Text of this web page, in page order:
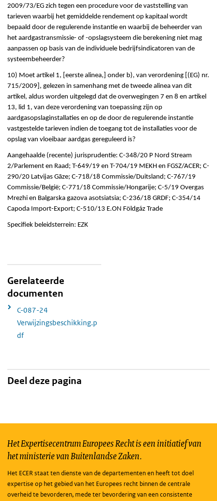
2009/73/EG zich tegen een procedure voor de vaststelling van
tarieven waarbij het gemiddelde rendement op kapitaal wordt
bepaald door de regulerende instantie en waarbij de beheerder van
het aardgastransmissie- of -opslagsysteem die berekening niet mag
aanpassen op basis van de individuele bedrijfsindicatoren van de
systeembeheerder?
10) Moet artikel 1, [eerste alinea,] onder b), van verordening [(EG) nr.
715/2009], gelezen in samenhang met de tweede alinea van dit
artikel, aldus worden uitgelegd dat de overwegingen 7 en 8 en artikel
13, lid 1, van deze verordening van toepassing zijn op
aardgasopslaginstallaties en op de door de regulerende instantie
vastgestelde tarieven indien de toegang tot de installaties voor de
opslag van vloeibaar aardgas gereguleerd is?
Aangehaalde (recente) jurisprudentie: C-348/20 P Nord Stream
2/Parlement en Raad; T-649/19 en T-704/19 MEKH en FGSZ/ACER; C-
290/20 Latvijas Gāze; C-718/18 Commissie/Duitsland; C-767/19
Commissie/België; C-771/18 Commissie/Hongarije; C-5/19 Оvergas
Mrezhi en Balgarska gazova asotsiatsia; C-236/18 GRDF; C-354/14
Capoda Import-Export; C-510/13 E.ON Földgáz Trade
Specifiek beleidsterrein: EZK
Gerelateerde
documenten
C-087-24
Verwijzingsbeschikking.p
df
Deel deze pagina
Het Expertisecentrum Europees Recht is een initiatief van
het ministerie van Buitenlandse Zaken.
Het ECER staat ten dienste van de departementen en heeft tot doel
expertise op het gebied van het Europees recht binnen de centrale
overheid te bevorderen, mede ter bevordering van een consistente